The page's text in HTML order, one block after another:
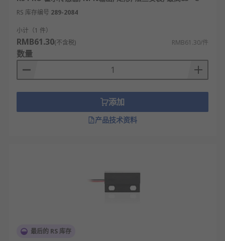
RS 库存编号 289-2084
小计（1 件）
RMB61.30(不含税) RMB61.30/件
数量
添加
产品技术资料
最后的 RS 库存